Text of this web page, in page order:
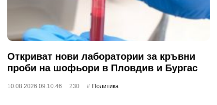
Откриват нови лаборатории за кръвни
проби на шофьори в Пловдив и Бургас
10.08.2026 09:10:46 230 Политика